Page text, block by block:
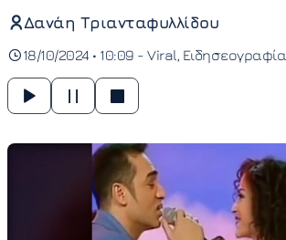
Δανάη Τριανταφυλλίδου
18/10/2024 • 10:09 - Viral Ειδησεογραφία